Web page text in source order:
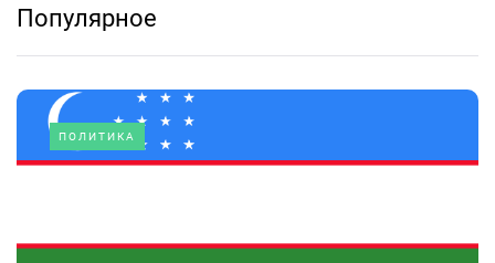
Популярное
ПОЛИТИКА